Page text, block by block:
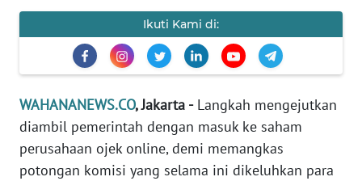
Ikuti Kami di:
WAHANANEWS.CO, Jakarta -Langkah mengejutkan
diambil pemerintah dengan masuk ke saham
perusahaan ojek online, demi memangkas
potongan komisi yang selama ini dikeluhkan para
EDITORIAL
Informasi
INDEKS